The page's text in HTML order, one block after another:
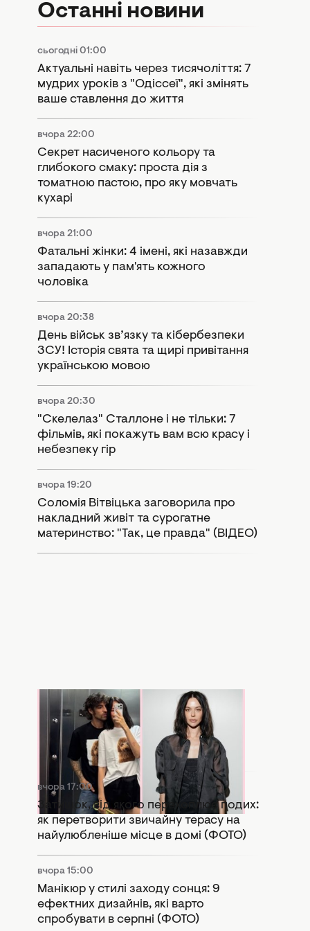
Останні новини
сьогодні 01:00
Актуальні навіть через тисячоліття: 7
мудрих уроків з "Одіссеї", які змінять
ваше ставлення до життя
вчора 22:00
Секрет насиченого кольору та
глибокого смаку: проста дія з
томатною пастою, про яку мовчать
кухарі
вчора 21:00
Фатальні жінки: 4 імені, які назавжди
западають у пам'ять кожного
чоловіка
вчора 20:38
День військ зв’язку та кібербезпеки
ЗСУ! Історія свята та щирі привітання
українською мовою
вчора 20:30
"Скелелаз" Сталлоне і не тільки: 7
фільмів, які покажуть вам всю красу і
небезпеку гір
вчора 19:20
Соломія Вітвіцька заговорила про
накладний живіт та сурогатне
материнство: "Так, це правда" (ВІДЕО)
вчора 17:57
Копія колишньої: у Мережі активно
порівнюють нову дівчину Дантеса з
Дорофєєвою (ФОТО)
вчора 17:00
Затишок, від якого перехоплює подих:
як перетворити звичайну терасу на
найулюбленіше місце в домі (ФОТО)
вчора 15:00
Манікюр у стилі заходу сонця: 9
ефектних дизайнів, які варто
спробувати в серпні (ФОТО)